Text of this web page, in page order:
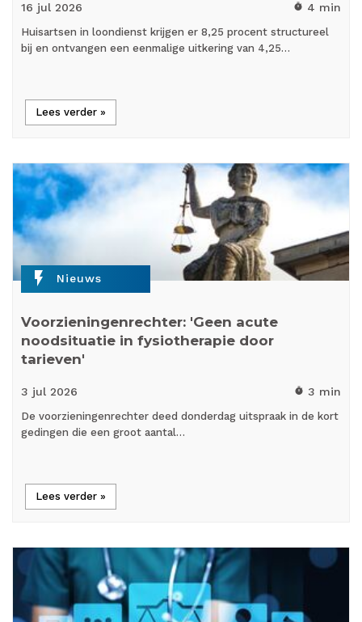
16 jul 2026 timer 4 min
Huisartsen in loondienst krijgen er 8,25 procent structureel
bij en ontvangen een eenmalige uitkering van 4,25…
Lees verder »
flash_on Nieuws
Voorzieningenrechter: 'Geen acute
noodsituatie in fysiotherapie door
tarieven'
3 jul 2026 timer 3 min
De voorzieningenrechter deed donderdag uitspraak in de kort
gedingen die een groot aantal…
Lees verder »